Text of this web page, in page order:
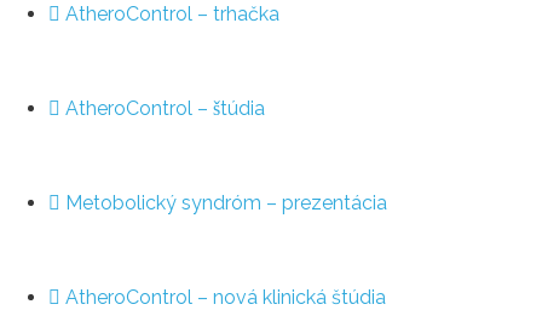
AtheroControl – trhačka
AtheroControl – štúdia
Metobolický syndróm – prezentácia
AtheroControl – nová klinická štúdia